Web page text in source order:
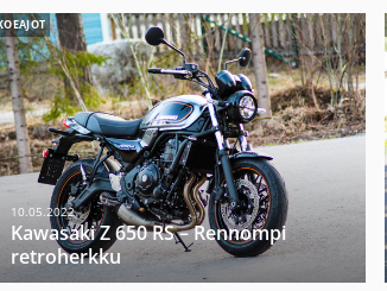
10.05.2022
Kawasaki Z 650 RS – Rennompi
retroherkku